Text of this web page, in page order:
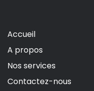
Accueil
A propos
Nos services
Contactez-nous